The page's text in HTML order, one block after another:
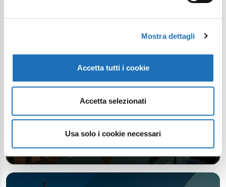
Mostra dettagli
Accetta tutti i cookie
Accetta selezionati
Usa solo i cookie necessari